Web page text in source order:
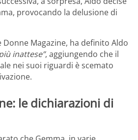
provocando la delusione di
Donne Magazine, ha definito Aldo
inattese”, aggiungendo che il
nei suoi riguardi è scemato
le dichiarazioni di